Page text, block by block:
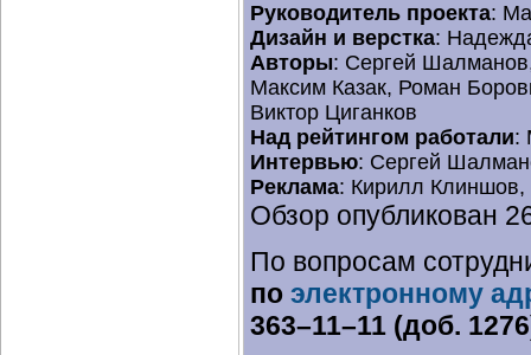
Руководитель проекта:
Дизайн и верстка:
Авторы: Сергей
Максим Казак, Роман
Виктор Циганков
Над рейтингом работали:
Интервью: Сергей
Реклама: Кирилл
Обзор опубликован
По вопросам
по электронному
363–11–11 (доб.